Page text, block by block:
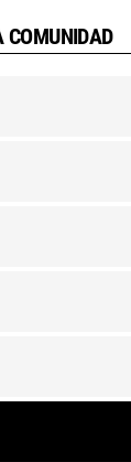
COMUNIDAD